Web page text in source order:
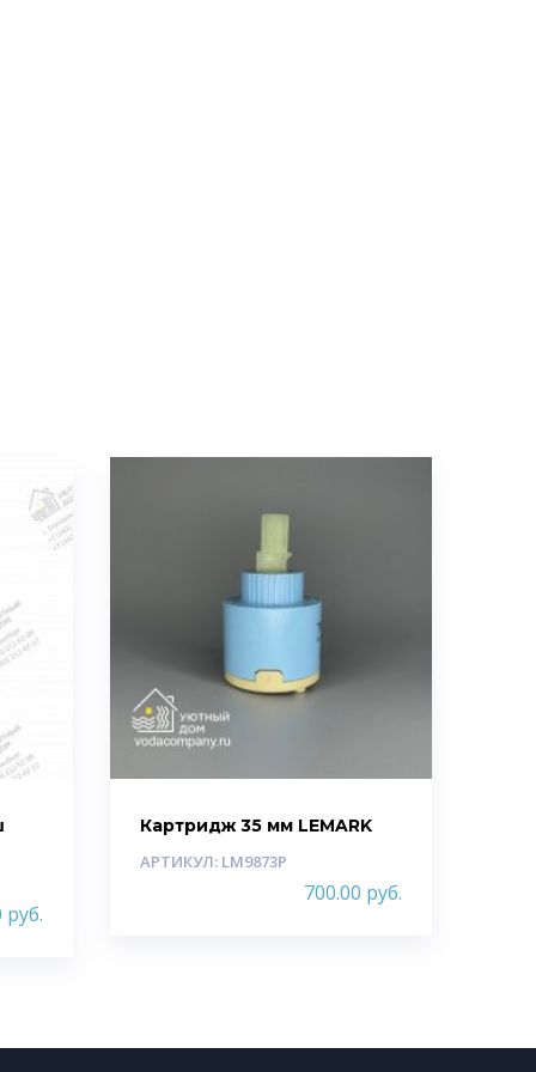
руб.
Картридж 35 мм LEMARK
АРТИКУЛ: LM9873P
700.00 руб.